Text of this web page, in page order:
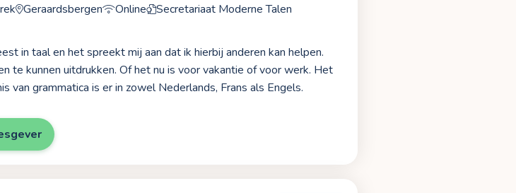
Geraardsbergen Online Secretariaat Moderne Talen
in taal en het spreekt mij aan dat ik hierbij anderen kan helpen.
te kunnen uitdrukken. Of het nu is voor vakantie of voor werk. Het
van grammatica is er in zowel Nederlands, Frans als Engels.